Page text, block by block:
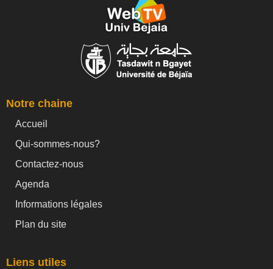
Notre chaine
Accueil
Qui-sommes-nous?
Contactez-nous
Agenda
Informations légales
Plan du site
Liens utiles